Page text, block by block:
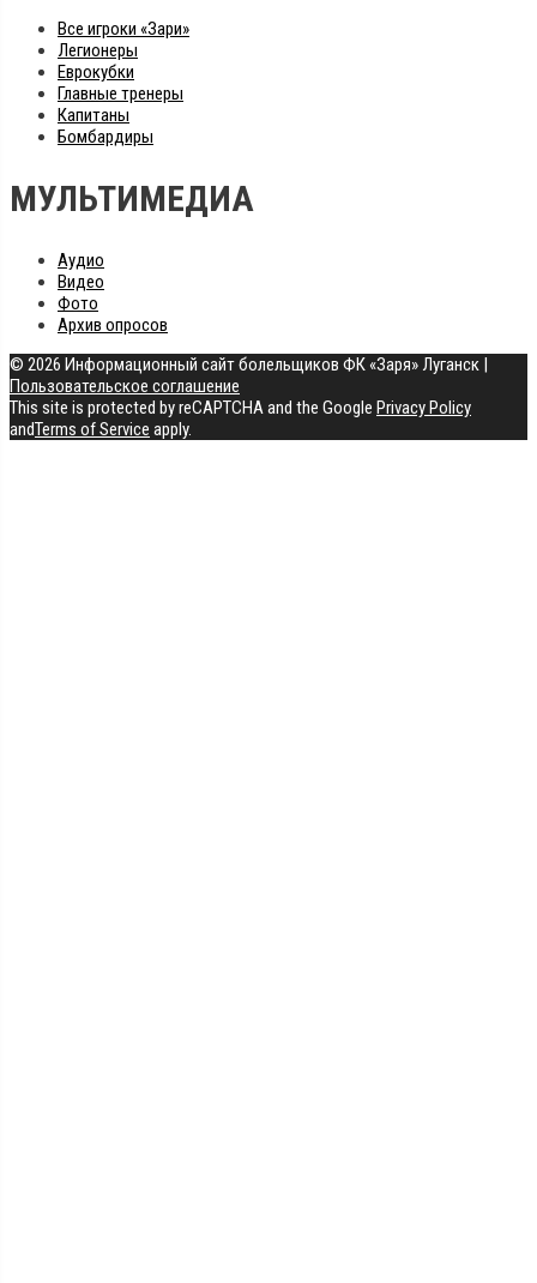
Все игроки «Зари»
Легионеры
Еврокубки
Главные тренеры
Капитаны
Бомбардиры
МУЛЬТИМЕДИА
Аудио
Видео
Фото
Архив опросов
© 2026 Информационный сайт болельщиков ФК «Заря» Луганск |
Пользовательское соглашение
This site is protected by reCAPTCHA and the Google Privacy Policy
andTerms of Service apply.